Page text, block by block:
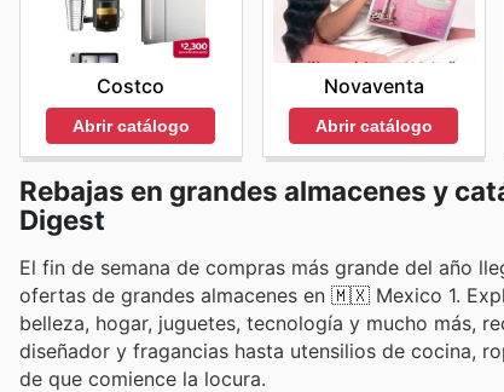
Costco
Abrir catálogo
Novaventa
Abrir catálogo
Rebajas en grandes almacenes y
Digest
El fin de semana de compras más grande del año
ofertas de grandes almacenes en 🇲🇽 Mexico 1.
belleza, hogar, juguetes, tecnología y mucho más,
diseñador y fragancias hasta utensilios de cocina,
de que comience la locura.